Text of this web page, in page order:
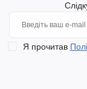
Я прочитав